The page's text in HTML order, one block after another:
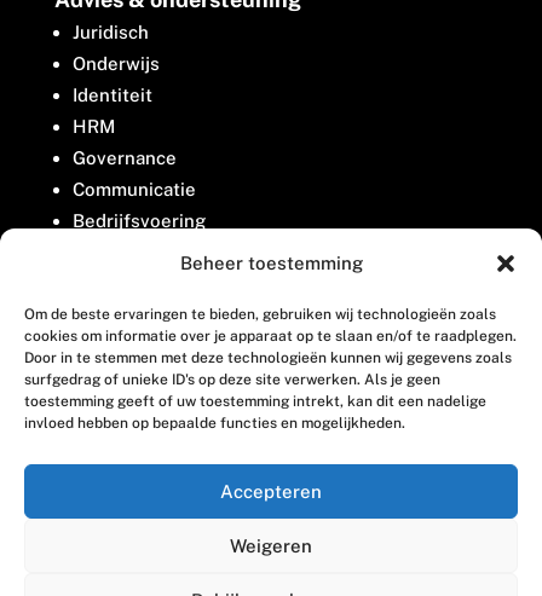
Beheer toestemming
Om de beste ervaringen te bieden, gebruiken wij technologieën zoals
cookies om informatie over je apparaat op te slaan en/of te raadplegen.
Door in te stemmen met deze technologieën kunnen wij gegevens zoals
surfgedrag of unieke ID's op deze site verwerken. Als je geen
toestemming geeft of uw toestemming intrekt, kan dit een nadelige
invloed hebben op bepaalde functies en mogelijkheden.
Accepteren
Weigeren
Juridisch
Onderwijs
Identiteit
HRM
Governance
Communicatie
Bedrijfsvoering
Belangenbehartiging
Contact
Houttuinlaan 8
3447 GM Woerden